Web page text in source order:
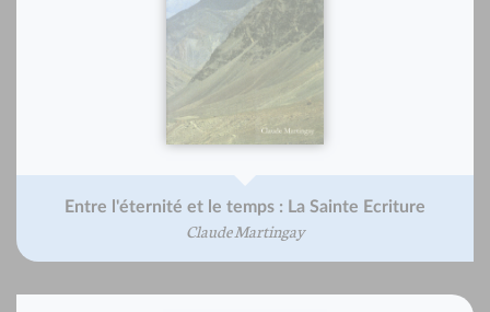
Entre l'éternité et le temps : La Sainte Ecriture
Claude Martingay